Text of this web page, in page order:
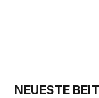
NEUESTE